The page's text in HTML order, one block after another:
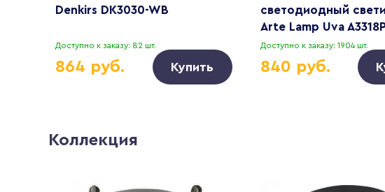
Denkirs DK3030-WB
Доступно к заказу: 82 шт.
864 руб. Купить
светодиодный
Arte Lamp Uva
Доступно к заказу: 1904 шт.
840 руб.
Коллекция